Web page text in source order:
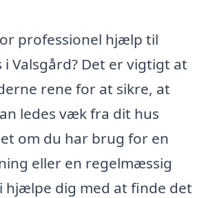
professionel hjælp til
Valsgård? Det er vigtigt at
rene for at sikre, at
ledes væk fra dit hus
om du har brug for en
eller en regelmæssig
hjælpe dig med at finde det